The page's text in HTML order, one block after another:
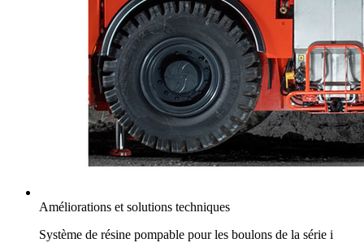
Améliorations et solutions techniques
Système de résine pompable pour les boulons de la série i